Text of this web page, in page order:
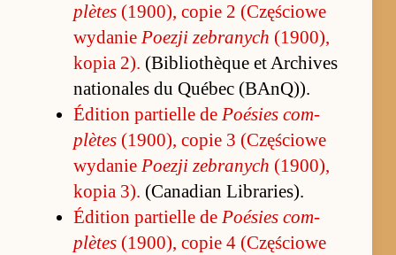
plètes(1900), copie 2 (Czę­ściowe
wy­danie Po­ezji ze­branych (1900),
ko­pia 2). (Bi­blio­thèque et Ar­chi­ves
na­tio­na­les du Québec (BAnQ)).
Édition par­tielle de Po­ésies com­
plètes(1900), copie 3 (Czę­ściowe
wy­danie Po­ezji ze­branych (1900),
ko­pia 3). (Ca­na­dian Librarie­s).
Édition par­tielle de Po­ésies com­
plètes(1900), copie 4 (Czę­ściowe